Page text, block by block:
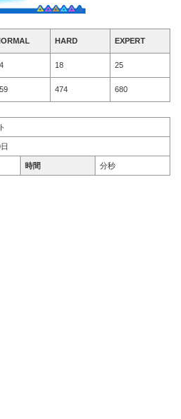
HARD EXPERT
18 25
474 680
時間 分秒